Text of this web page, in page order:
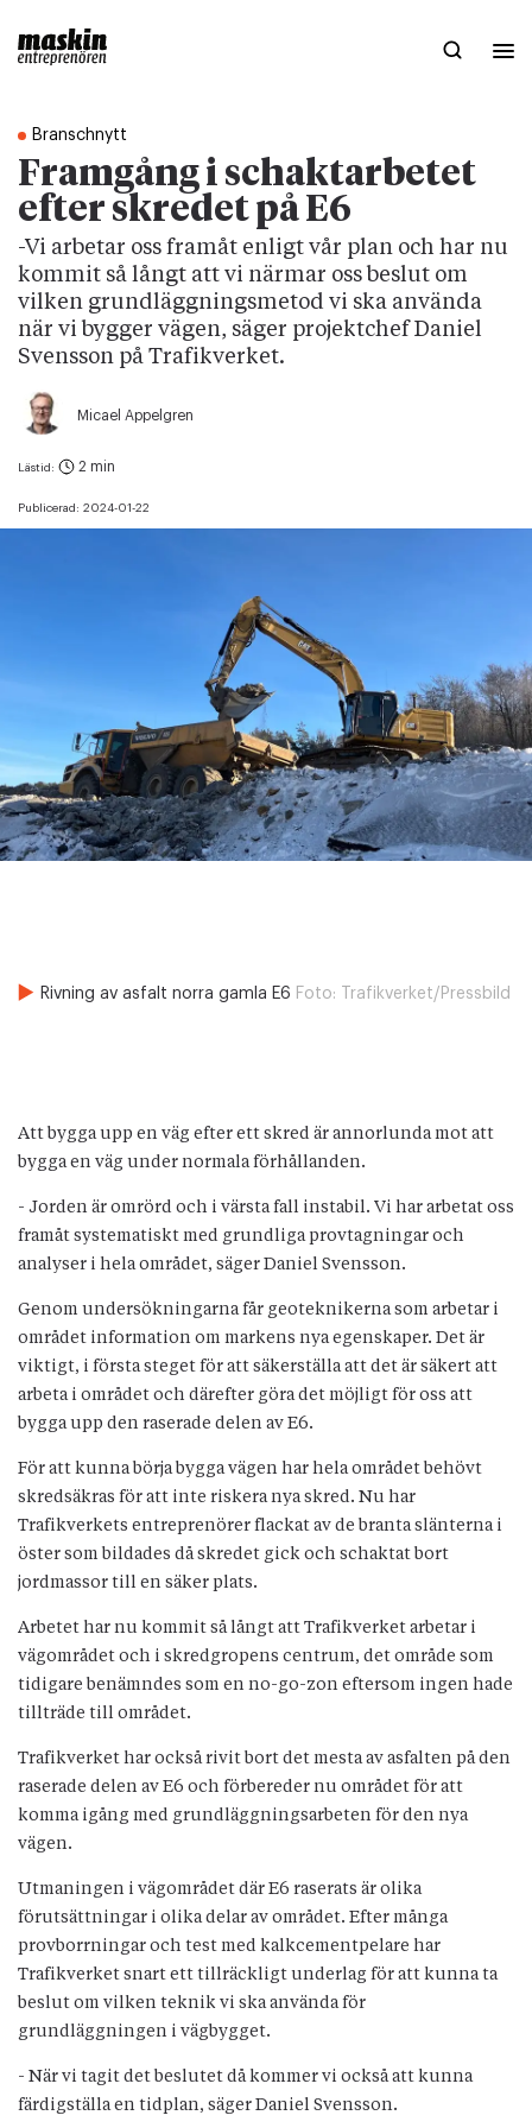
Branschnytt
Framgång i schaktarbetet
efter skredet på E6
-Vi arbetar oss framåt enligt vår plan och har nu
kommit så långt att vi närmar oss beslut om
vilken grundläggningsmetod vi ska använda
när vi bygger vägen, säger projektchef Daniel
Svensson på Trafikverket.
Micael Appelgren
Publicerad: 2024-01-22
Lästid: 2 min
Rivning av asfalt norra gamla E6 Foto: Trafikverket/Pressbild
Att bygga upp en väg efter ett skred är annorlunda mot att
bygga en väg under normala förhållanden.
- Jorden är omrörd och i värsta fall instabil. Vi har arbetat oss
framåt systematiskt med grundliga provtagningar och
analyser i hela området, säger Daniel Svensson.
Genom undersökningarna får geoteknikerna som arbetar i
området information om markens nya egenskaper. Det är
viktigt, i första steget för att säkerställa att det är säkert att
arbeta i området och därefter göra det möjligt för oss att
bygga upp den raserade delen av E6.
För att kunna börja bygga vägen har hela området behövt
skredsäkras för att inte riskera nya skred. Nu har
Trafikverkets entreprenörer flackat av de branta slänterna i
öster som bildades då skredet gick och schaktat bort
jordmassor till en säker plats.
Arbetet har nu kommit så långt att Trafikverket arbetar i
vägområdet och i skredgropens centrum, det område som
tidigare benämndes som en no-go-zon eftersom ingen hade
tillträde till området.
Trafikverket har också rivit bort det mesta av asfalten på den
raserade delen av E6 och förbereder nu området för att
komma igång med grundläggningsarbeten för den nya
vägen.
Utmaningen i vägområdet där E6 raserats är olika
förutsättningar i olika delar av området. Efter många
provborrningar och test med kalkcementpelare har
Trafikverket snart ett tillräckligt underlag för att kunna ta
beslut om vilken teknik vi ska använda för
grundläggningen i vägbygget.
- När vi tagit det beslutet då kommer vi också att kunna
färdigställa en tidplan, säger Daniel Svensson.